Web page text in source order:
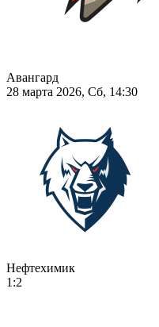
Авангард
28 марта 2026, Сб, 14:30
Нефтехимик
1:2